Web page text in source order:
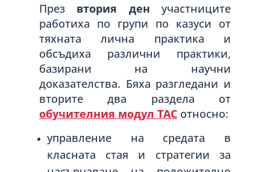
През втория ден участниците
работиха по групи по казуси от
тяхната лична практика и
обсъдиха различни практики,
базирани на научни
доказателства. Бяха разгледани и
вторите два раздела от
обучителния модул TACотносно:
управление на средата в
класната стая и стратегии за